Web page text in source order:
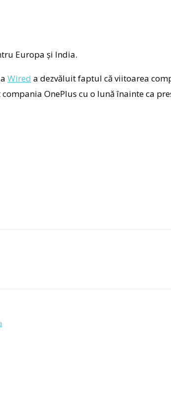
Europa și India.
Wired a dezvăluit faptul că viitoarea
OnePlus cu o lună înainte ca